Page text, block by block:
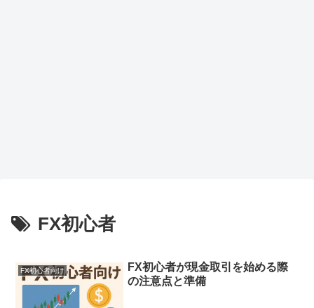
FX初心者
FX初心者向け
FX初心者が現金取引を始める際
の注意点と準備